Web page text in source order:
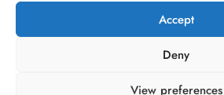
Accept
Deny
View preferences